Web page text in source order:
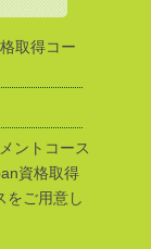
取得コー
ントコース
資格取得
をご用意し